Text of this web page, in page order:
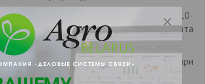
и пипетки для осеменения в дозе 10-
48-72 часа (второе введение препарата
часа до выздоровления).
показали высокую эффективность при